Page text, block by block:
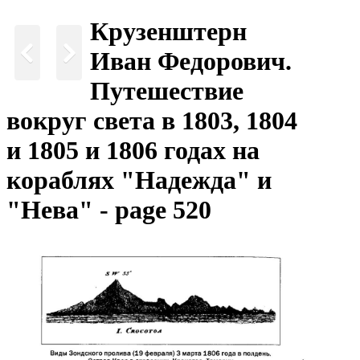
Крузенштерн
Иван Федорович.
Путешествие
вокруг света в 1803, 1804
и 1805 и 1806 годах на
кораблях "Надежда" и
"Нева" - page 520